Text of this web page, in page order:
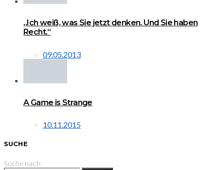
„Ich weiß, was Sie jetzt denken. Und Sie haben
Recht.“
09.05.2013
A Game is Strange
10.11.2015
SUCHE
Suche nach: